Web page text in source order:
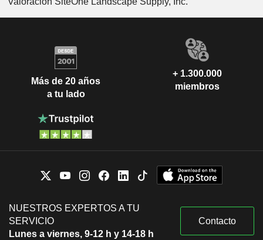
Más de 20 años
a tu lado
+ 1.300.000
miembros
NUESTROS EXPERTOS A TU
SERVICIO
Lunes a viernes, 9-12 h y 14-18 h
Contacto